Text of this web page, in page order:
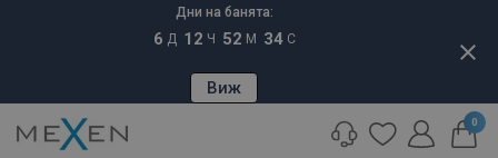
Дни на банята:
6 Д 12 Ч 52 М 33 С
Виж
close
0